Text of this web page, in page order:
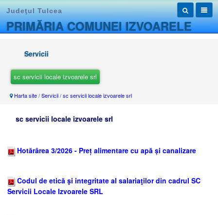
Judeţul Tulcea
PRIMĂRIA COMUNEI IZVOARELE
Servicii
sc servicii locale izvoarele srl
Harta site/Servicii/sc servicii locale izvoarele srl
sc servicii locale izvoarele srl
Hotărârea 3/2026 - Preț alimentare cu apă și canalizare
Codul de etică şi integritate al salariaţilor din cadrul SC
Servicii Locale Izvoarele SRL